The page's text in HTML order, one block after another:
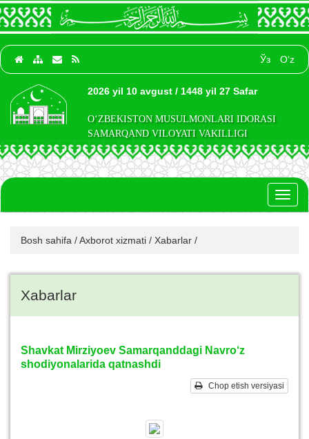
Ўз O‘z
2026 yil 10 avgust / 1448 yil 27 Safar
O‘ZBEKISTON MUSULMONLARI IDORASI
SAMARQAND VILOYATI VAKILLIGI
Bosh sahifa /Axborot xizmati / Xabarlar /
Xabarlar
Shavkat Mirziyoev Samarqanddagi Navro‘z
shodiyonalarida qatnashdi
Chop etish versiyasi